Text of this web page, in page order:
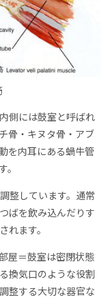
側には鼓室と呼ばれ
骨・キヌタ骨・アブ
を内耳にある蝸牛管
整しています。通常
ばを飲み込んだりす
れます。
屋＝鼓室は密閉状態
換気口のような役割
整する大切な器官な